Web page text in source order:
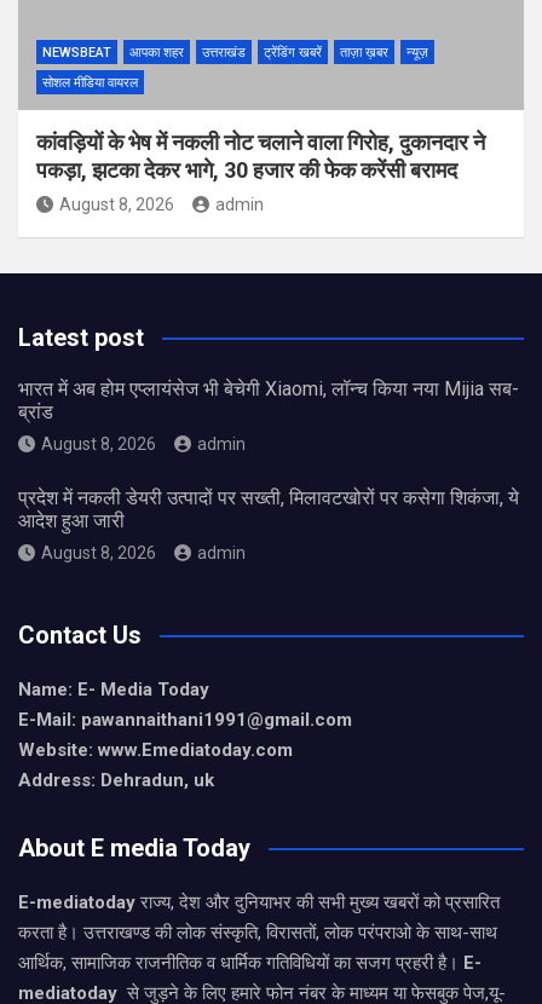
NEWSBEAT आपका शहर उत्तराखंड ट्रेंडिंग खबरें ताज़ा ख़बर
न्यूज़
सोशल मीडिया वायरल
कांवड़ियों के भेष में नकली नोट चलाने वाला गिरोह, दुकानदार ने
पकड़ा, झटका देकर भागे, 30 हजार की फेक करेंसी बरामद
August 8, 2026 admin
Latest post
भारत में अब होम एप्लायंसेज भी बेचेगी Xiaomi, लॉन्च किया नया Mijia सब-
ब्रांड
August 8, 2026 admin
प्रदेश में नकली डेयरी उत्पादों पर सख्ती, मिलावटखोरों पर कसेगा शिकंजा, ये
आदेश हुआ जारी
August 8, 2026 admin
Contact Us
Name: E- Media Today
E-Mail: pawannaithani1991@gmail.com
Website: www.Emediatoday.com
Address: Dehradun, uk
About E media Today
E-mediatodayराज्य, देश और दुनियाभर की सभी मुख्य खबरों को प्रसारित
करता है। उत्तराखण्ड की लोक संस्कृति, विरासतों, लोक परंपराओ के साथ-साथ
आर्थिक, सामाजिक राजनीतिक व धार्मिक गतिविधियों का सजग प्रहरी है। E-
mediatoday से जुड़ने के लिए हमारे फोन नंबर के माध्यम या फेसबुक पेज,यू-